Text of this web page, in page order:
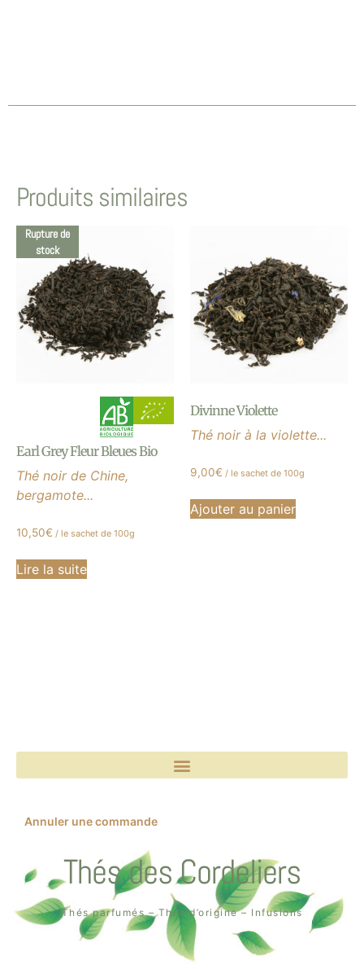
Produits similaires
Rupture de
stock
Earl Grey Fleur Bleues Bio
Thé noir de Chine,
bergamote...
10,50€ / le sachet de 100g
Lire la suite
Divinne Violette
Thé noir à la violette...
9,00€ / le sachet de 100g
Ajouter au panier
Annuler une commande
Thés des Cordeliers
Thés parfumés – Thés d’origine – Infusions
Boutique un air de thé